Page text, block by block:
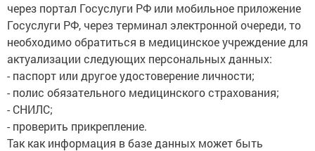
через портал Госуслуги РФ или мобильное приложение
Госуслуги РФ, через терминал электронной очереди, то
необходимо обратиться в медицинское учреждение для
актуализации следующих персональных данных:
- паспорт или другое удостоверение личности;
- полис обязательного медицинского страхования;
- СНИЛС;
- проверить прикрепление.
Так как информация в базе данных может быть